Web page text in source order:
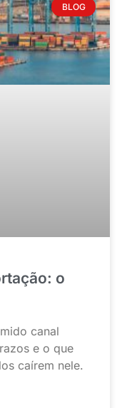
BLOG
o
canal
e o que
caírem nele.